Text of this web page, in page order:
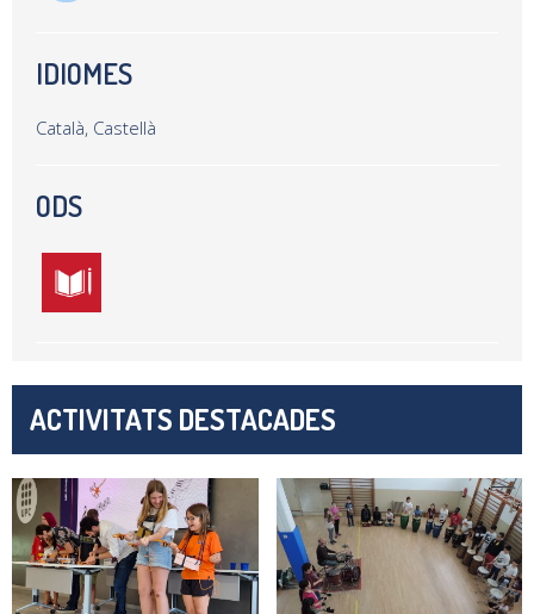
IDIOMES
Català, Castellà
ODS
ACTIVITATS DESTACADES